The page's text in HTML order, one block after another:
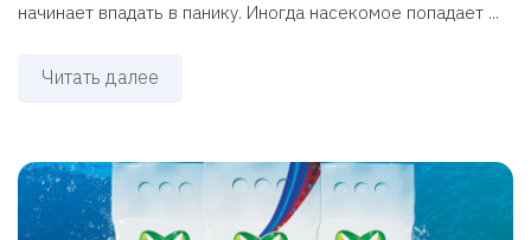
начинает впадать в панику. Иногда насекомое попадает ...
Читать далее